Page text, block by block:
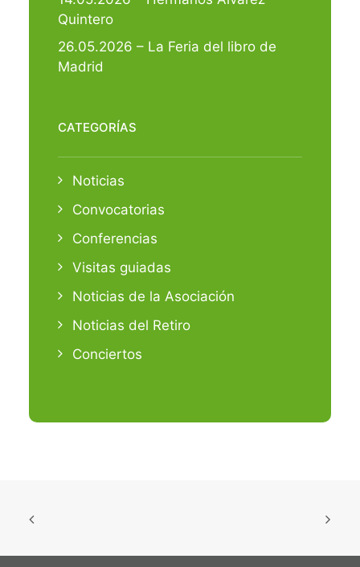
Quintero
26.05.2026 – La Feria del libro de
Madrid
CATEGORÍAS
Noticias
Convocatorias
Conferencias
Visitas guiadas
Noticias de la Asociación
Noticias del Retiro
Conciertos